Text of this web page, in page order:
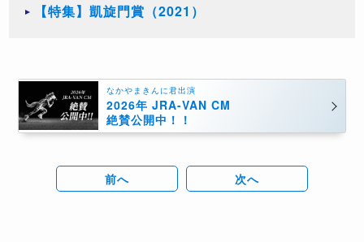
【特集】凱旋門賞（2021）
なかやまきんに君出演
2026年 JRA-VAN CM
絶賛公開中！！
前へ 次へ